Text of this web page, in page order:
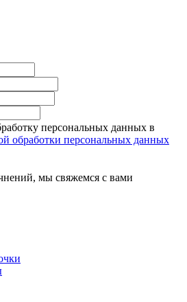
персональных данных в
обработки персональных данных
мы свяжемся с вами